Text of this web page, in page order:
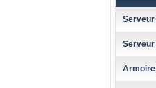
Serveur
Serveur